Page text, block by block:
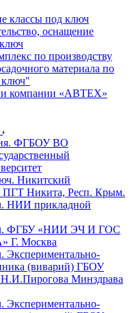
классы под ключ
оснащение
по производству
материала по
ключ"
компании «АВТЕХ»
ФГБОУ ВО
Никитский
ПГТ Никита, Респ. Крым.
НИИ прикладной
ФГБУ «НИИ ЭЧ И ГОС
Москва
Экспериментально-
(виварий) ГБОУ
Минздрава
Экспериментально-